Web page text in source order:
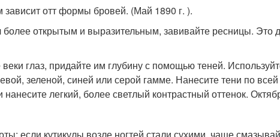
зависит отт формы бровей. (Май 1890 г. ).
открытым и выразительным, завивайте ресницы. Это
глаз, придайте им глубину с помощью теней.
зеленой, синей или серой гамме. Нанесите тени по
легкий, более светлый контрастный оттенок.